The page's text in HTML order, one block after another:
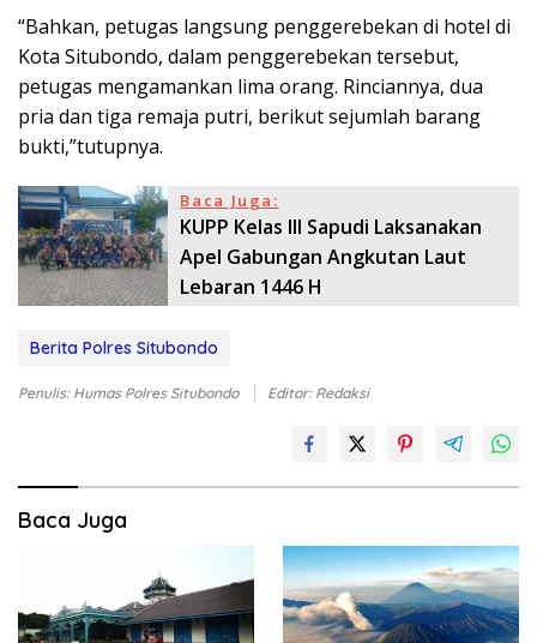
“Bahkan, petugas langsung penggerebekan di hotel di
Kota Situbondo, dalam penggerebekan tersebut,
petugas mengamankan lima orang. Rinciannya, dua
pria dan tiga remaja putri, berikut sejumlah barang
bukti,”tutupnya.
Baca Juga:
KUPP Kelas lll Sapudi Laksanakan
Apel Gabungan Angkutan Laut
Lebaran 1446 H
Berita Polres Situbondo
Penulis: Humas Polres Situbondo Editor: Redaksi
Baca Juga